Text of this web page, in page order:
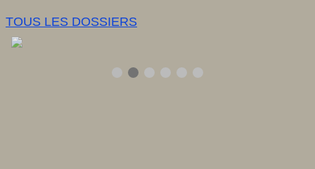
TOUS LES DOSSIERS